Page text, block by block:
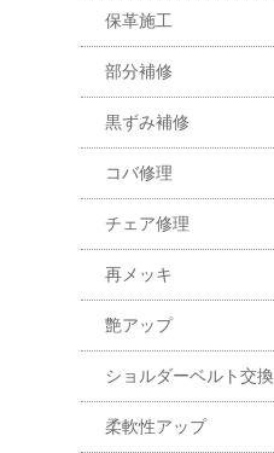
保革施工
部分補修
黒ずみ補修
コバ修理
チェア修理
再メッキ
艶アップ
ショルダーベルト交換
柔軟性アップ